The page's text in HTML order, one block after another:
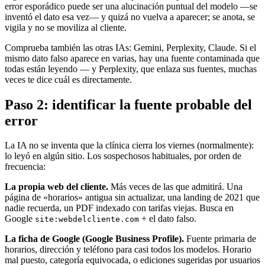
error esporádico puede ser una alucinación puntual del modelo —se
inventó el dato esa vez— y quizá no vuelva a aparecer; se anota, se
vigila y no se moviliza al cliente.
Comprueba también las otras IAs: Gemini, Perplexity, Claude. Si el
mismo dato falso aparece en varias, hay una fuente contaminada que
todas están leyendo — y Perplexity, que enlaza sus fuentes, muchas
veces te dice cuál es directamente.
Paso 2: identificar la fuente probable del
error
La IA no se inventa que la clínica cierra los viernes (normalmente):
lo leyó en algún sitio. Los sospechosos habituales, por orden de
frecuencia:
La propia web del cliente. Más veces de las que admitirá. Una
página de «horarios» antigua sin actualizar, una landing de 2021 que
nadie recuerda, un PDF indexado con tarifas viejas. Busca en
Google site:webdelcliente.com + el dato falso.
La ficha de Google (Google Business Profile). Fuente primaria de
horarios, dirección y teléfono para casi todos los modelos. Horario
mal puesto, categoría equivocada, o ediciones sugeridas por usuarios